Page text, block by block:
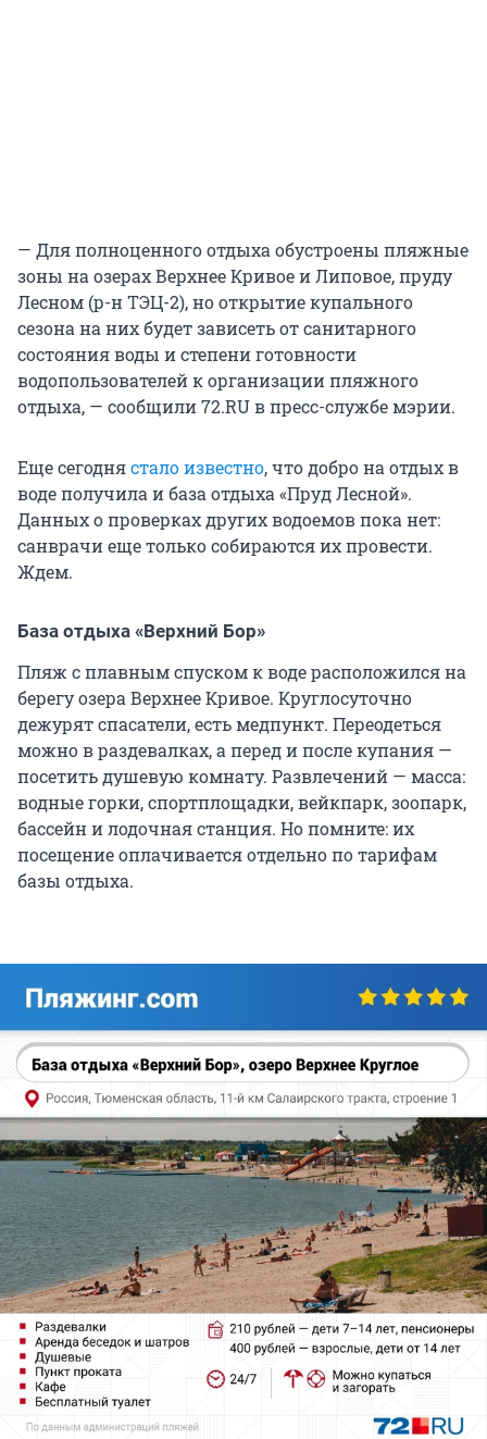
— Для полноценного отдыха обустроены пляжные
зоны на озерах Верхнее Кривое и Липовое, пруду
Лесном (р-н ТЭЦ-2), но открытие купального
сезона на них будет зависеть от санитарного
состояния воды и степени готовности
водопользователей к организации пляжного
отдыха, — сообщили 72.RU в пресс-службе мэрии.
Еще сегоднястало известно, что добро на отдых в
воде получила и база отдыха «Пруд Лесной».
Данных о проверках других водоемов пока нет:
санврачи еще только собираются их провести.
Ждем.
База отдыха «Верхний Бор»
Пляж с плавным спуском к воде расположился на
берегу озера Верхнее Кривое. Круглосуточно
дежурят спасатели, есть медпункт. Переодеться
можно в раздевалках, а перед и после купания —
посетить душевую комнату. Развлечений — масса:
водные горки, спортплощадки, вейкпарк, зоопарк,
бассейн и лодочная станция. Но помните: их
посещение оплачивается отдельно по тарифам
базы отдыха.